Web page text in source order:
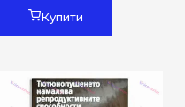
Купити